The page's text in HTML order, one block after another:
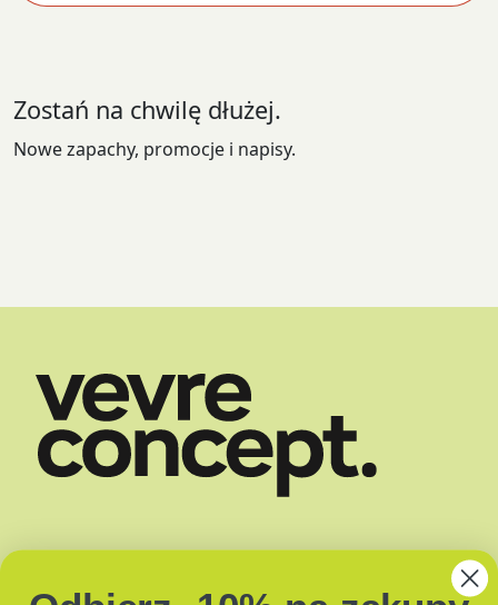
Zostań na chwilę dłużej.
Nowe zapachy, promocje i napisy.
O NAS
ZAPACHY